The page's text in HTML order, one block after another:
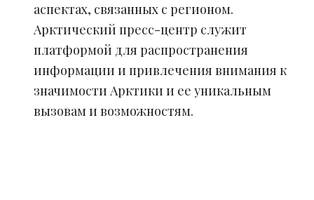
аспектах, связанных с регионом.
Арктический пресс-центр служит
платформой для распространения
информации и привлечения внимания к
значимости Арктики и ее уникальным
вызовам и возможностям.